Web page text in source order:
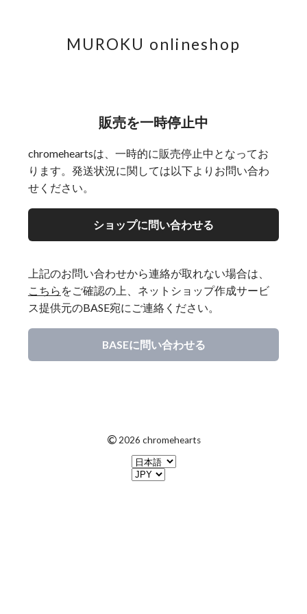
MUROKU onlineshop
販売を一時停止中
chromeheartsは、一時的に販売停止中となってお
ります。発送状況に関しては以下よりお問い合わ
せください。
ショップに問い合わせる
上記のお問い合わせから連絡が取れない場合は、
こちら をご確認の上、ネットショップ作成サービ
ス提供元のBASE宛にご連絡ください。
BASEに問い合わせる
© 2026 chromehearts